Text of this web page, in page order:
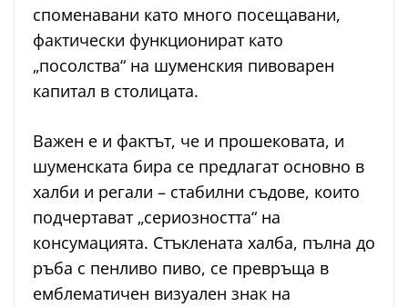
споменавани като много посещавани,
фактически функционират като
„посолства“ на шуменския пивоварен
капитал в столицата.
Важен е и фактът, че и прошековата, и
шуменската бира се предлагат основно в
халби и регали – стабилни съдове, които
подчертават „сериозността“ на
консумацията. Стъклената халба, пълна до
ръба с пенливо пиво, се превръща в
емблематичен визуален знак на